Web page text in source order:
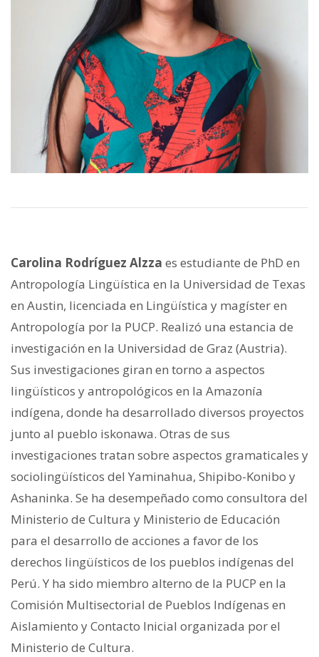
Carolina Rodríguez Alzza es estudiante de PhD en
Antropología Lingüística en la Universidad de Texas
en Austin, licenciada en Lingüística y magíster en
Antropología por la PUCP. Realizó una estancia de
investigación en la Universidad de Graz (Austria).
Sus investigaciones giran en torno a aspectos
lingüísticos y antropológicos en la Amazonía
indígena, donde ha desarrollado diversos proyectos
junto al pueblo iskonawa. Otras de sus
investigaciones tratan sobre aspectos gramaticales y
sociolingüísticos del Yaminahua, Shipibo-Konibo y
Ashaninka. Se ha desempeñado como consultora del
Ministerio de Cultura y Ministerio de Educación
para el desarrollo de acciones a favor de los
derechos lingüísticos de los pueblos indígenas del
Perú. Y ha sido miembro alterno de la PUCP en la
Comisión Multisectorial de Pueblos Indígenas en
Aislamiento y Contacto Inicial organizada por el
Ministerio de Cultura.